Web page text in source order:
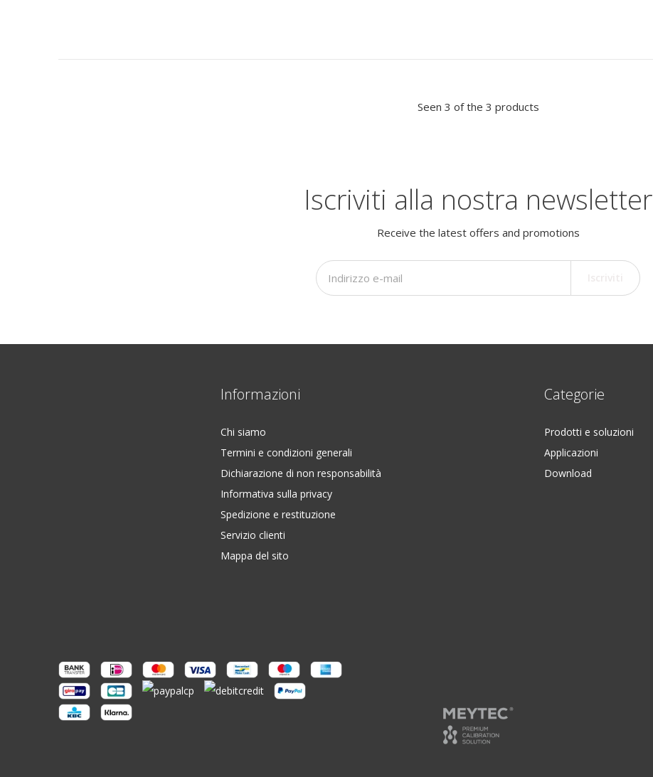
Seen 3 of the 3 products
Iscriviti alla nostra newsletter
Receive the latest offers and promotions
Informazioni
Chi siamo
Termini e condizioni generali
Dichiarazione di non responsabilità
Informativa sulla privacy
Spedizione e restituzione
Servizio clienti
Mappa del sito
Categorie
Prodotti e soluzioni
Applicazioni
Download